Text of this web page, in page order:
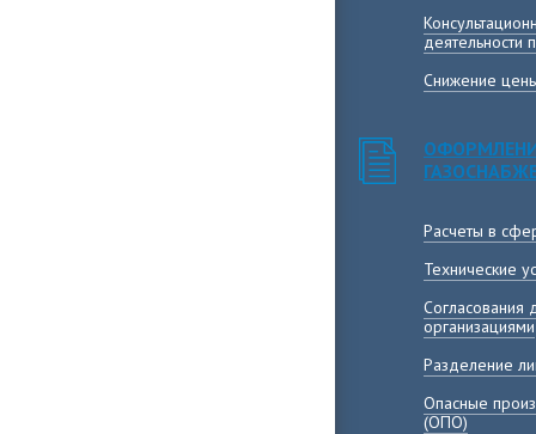
деятельности
Снижение
Расчеты в
Технические
Согласования
организациями
Разделение
Опасные
(ОПО)